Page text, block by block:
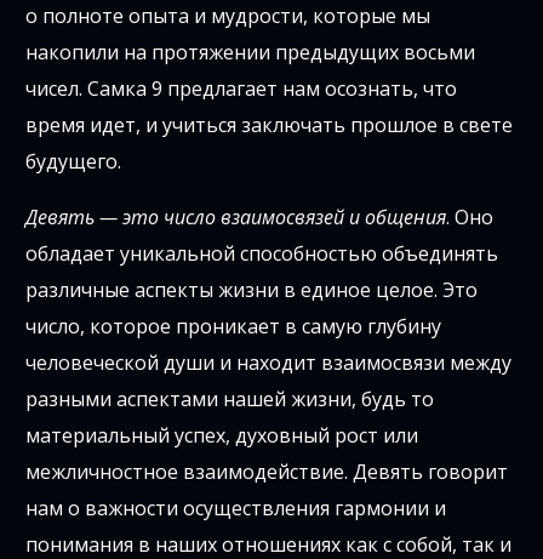
о полноте опыта и мудрости, которые мы
накопили на протяжении предыдущих восьми
чисел. Самка 9 предлагает нам осознать, что
время идет, и учиться заключать прошлое в свете
будущего.
Девять — это число взаимосвязей и общения. Оно
обладает уникальной способностью объединять
различные аспекты жизни в единое целое. Это
число, которое проникает в самую глубину
человеческой души и находит взаимосвязи между
разными аспектами нашей жизни, будь то
материальный успех, духовный рост или
межличностное взаимодействие. Девять говорит
нам о важности осуществления гармонии и
понимания в наших отношениях как с собой, так и